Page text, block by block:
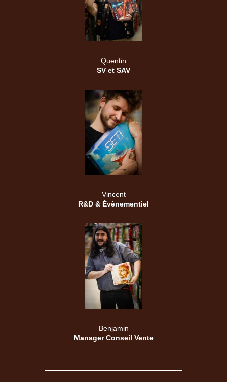
Quentin
SV et SAV
Vincent
R&D & Évènementiel
Benjamin
Manager Conseil Vente